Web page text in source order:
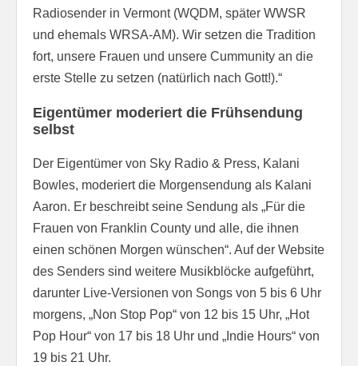
Radiosender in Vermont (WQDM, später WWSR
und ehemals WRSA-AM). Wir setzen die Tradition
fort, unsere Frauen und unsere Cummunity an die
erste Stelle zu setzen (natürlich nach Gott!).“
Eigentümer moderiert die Frühsendung
selbst
Der Eigentümer von Sky Radio & Press, Kalani
Bowles, moderiert die Morgensendung als Kalani
Aaron. Er beschreibt seine Sendung als „Für die
Frauen von Franklin County und alle, die ihnen
einen schönen Morgen wünschen“. Auf der Website
des Senders sind weitere Musikblöcke aufgeführt,
darunter Live-Versionen von Songs von 5 bis 6 Uhr
morgens, „Non Stop Pop“ von 12 bis 15 Uhr, „Hot
Pop Hour“ von 17 bis 18 Uhr und „Indie Hours“ von
19 bis 21 Uhr.